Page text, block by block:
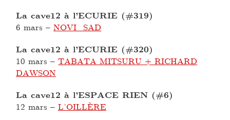
La cave12 à l’ECURIE (#319)
6 mars –NOVI_SAD
La cave12 à l’ECURIE (#320)
10 mars –TABATA MITSURU + RICHARD
DAWSON
La cave12 à l’ESPACE RIEN (#6)
12 mars –L’OILLÈRE